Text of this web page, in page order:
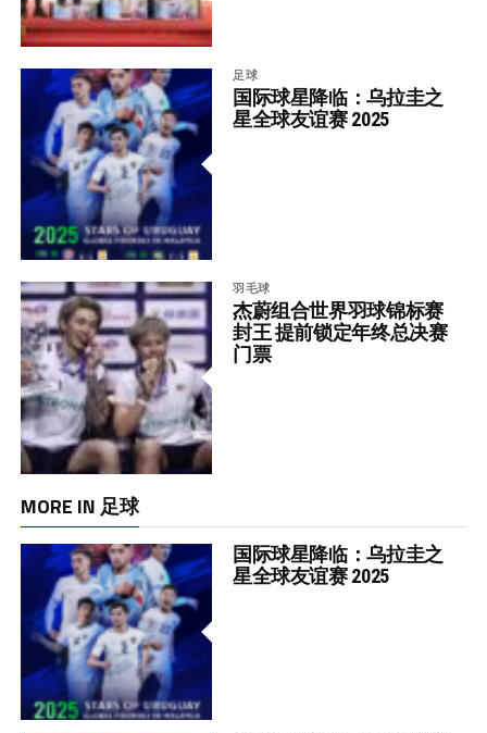
足球
国际球星降临：乌拉圭之
星全球友谊赛 2025
羽毛球
杰蔚组合世界羽球锦标赛
封王 提前锁定年终总决赛
门票
MORE IN 足球
国际球星降临：乌拉圭之
星全球友谊赛 2025